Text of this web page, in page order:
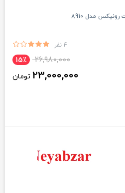
4 نفر
26,980,000 15٪
23,000,000 تومان